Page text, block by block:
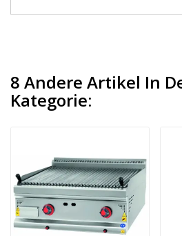
8 Andere Artikel In
Kategorie: